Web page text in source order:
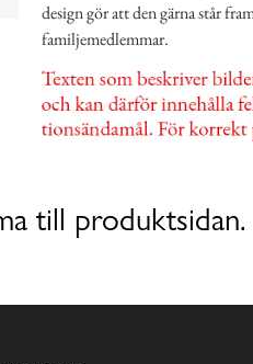
design gör att den gärna står
familjemedlemmar.
till produktsidan.